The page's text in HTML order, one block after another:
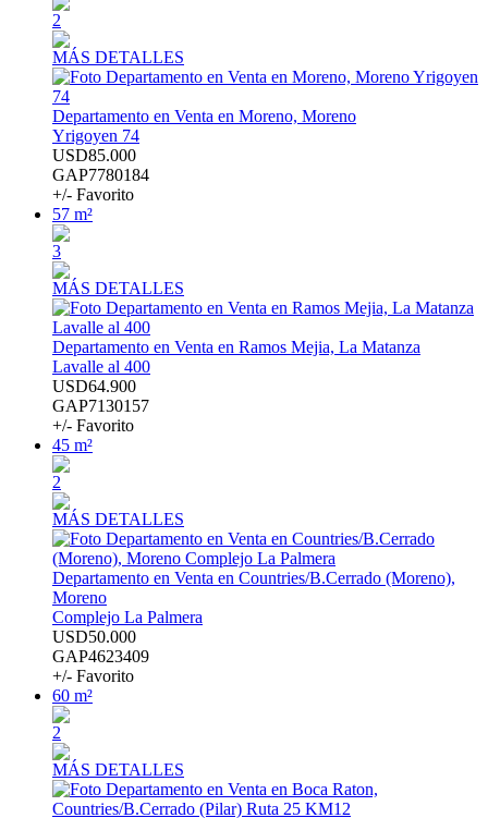
2
MÁS DETALLES
Departamento en Venta en Moreno, Moreno
Yrigoyen 74
USD85.000
GAP7780184
+/- Favorito
57 m²
3
MÁS DETALLES
Departamento en Venta en Ramos Mejia, La Matanza
Lavalle al 400
USD64.900
GAP7130157
+/- Favorito
45 m²
2
MÁS DETALLES
Departamento en Venta en Countries/B.Cerrado (Moreno),
Moreno
Complejo La Palmera
USD50.000
GAP4623409
+/- Favorito
60 m²
2
MÁS DETALLES